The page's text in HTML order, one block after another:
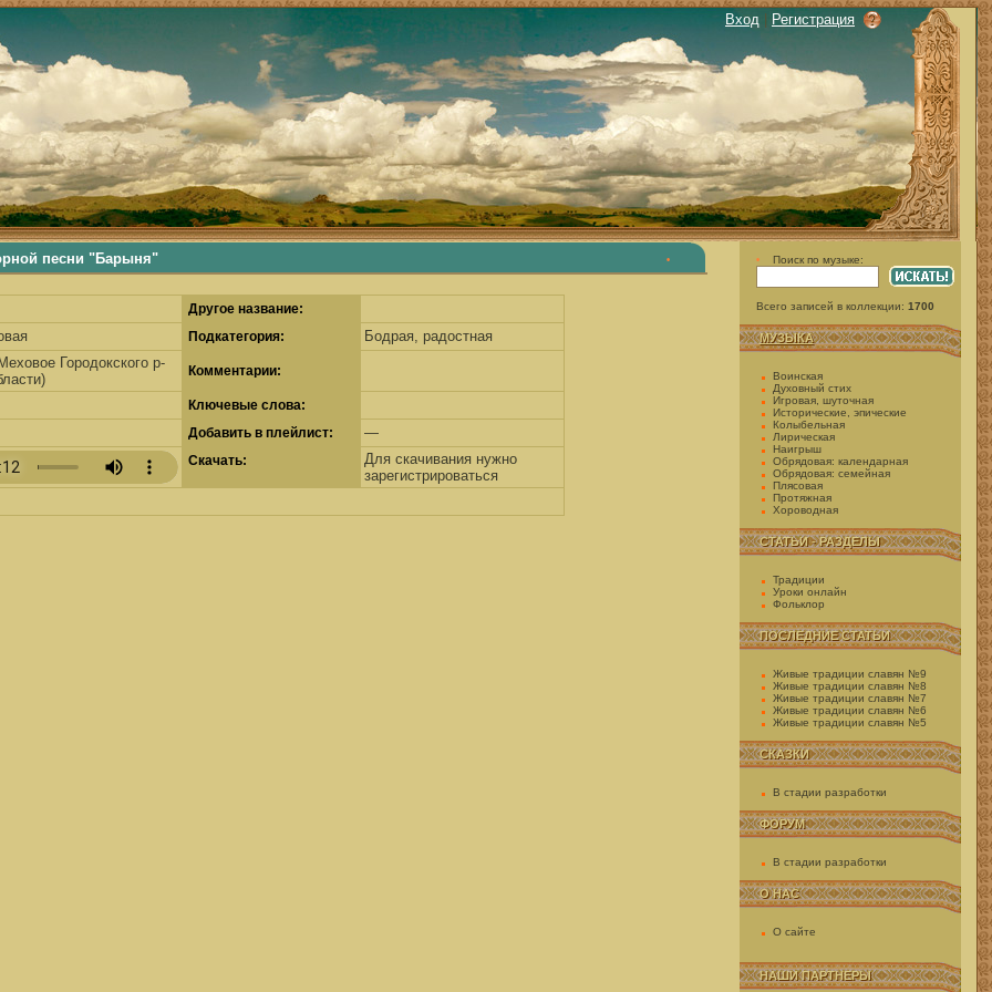
деревенские песни, русские песни, русские традиции, наши корни, русские самобытные традиции
Вход Регистрация
песни "Барыня" •
Другое название:
Подкатегория: Бодрая, радостная
Городокского р-
Комментарии:
Ключевые слова:
Добавить в плейлист: —
Скачать:
Для скачивания нужно
зарегистрироваться
•Поиск по музыке:
Всего записей в коллекции: 1700
МУЗЫКА
Воинская
Духовный стих
Игровая, шуточная
Исторические, эпические
Колыбельная
Лирическая
Наигрыш
Обрядовая: календарная
Обрядовая: семейная
Плясовая
Протяжная
Хороводная
СТАТЬИ - РАЗДЕЛЫ
Традиции
Уроки онлайн
Фольклор
ПОСЛЕДНИЕ СТАТЬИ
Живые традиции славян №9
Живые традиции славян №8
Живые традиции славян №7
Живые традиции славян №6
Живые традиции славян №5
СКАЗКИ
В стадии разработки
ФОРУМ
В стадии разработки
О НАС
О сайте
НАШИ ПАРТНЕРЫ